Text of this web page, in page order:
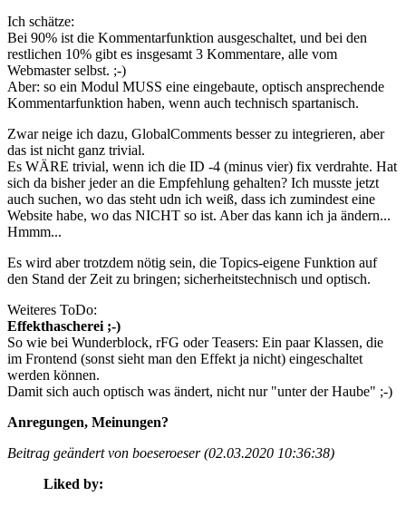
Ich schätze:
Bei 90% ist die Kommentarfunktion ausgeschaltet, und bei den
restlichen 10% gibt es insgesamt 3 Kommentare, alle vom
Webmaster selbst. ;-)
Aber: so ein Modul MUSS eine eingebaute, optisch ansprechende
Kommentarfunktion haben, wenn auch technisch spartanisch.
Zwar neige ich dazu, GlobalComments besser zu integrieren, aber
das ist nicht ganz trivial.
Es WÄRE trivial, wenn ich die ID -4 (minus vier) fix verdrahte. Hat
sich da bisher jeder an die Empfehlung gehalten? Ich musste jetzt
auch suchen, wo das steht udn ich weiß, dass ich zumindest eine
Website habe, wo das NICHT so ist. Aber das kann ich ja ändern...
Hmmm...
Es wird aber trotzdem nötig sein, die Topics-eigene Funktion auf
den Stand der Zeit zu bringen; sicherheitstechnisch und optisch.
Weiteres ToDo:
Effekthascherei ;-)
So wie bei Wunderblock, rFG oder Teasers: Ein paar Klassen, die
im Frontend (sonst sieht man den Effekt ja nicht) eingeschaltet
werden können.
Damit sich auch optisch was ändert, nicht nur "unter der Haube" ;-)
Anregungen, Meinungen?
Beitrag geändert von boeseroeser (02.03.2020 10:36:38)
Liked by: